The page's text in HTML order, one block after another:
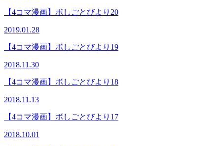
【4コマ漫画】ボしごとびより20
2019.01.28
【4コマ漫画】ボしごとびより19
2018.11.30
【4コマ漫画】ボしごとびより18
2018.11.13
【4コマ漫画】ボしごとびより17
2018.10.01